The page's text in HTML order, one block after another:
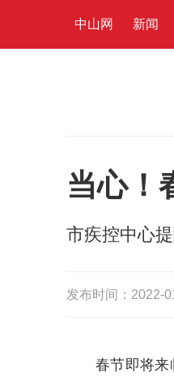
中山网 新闻
当心！
市疾控中心
发布时间：2022-
春节即将来